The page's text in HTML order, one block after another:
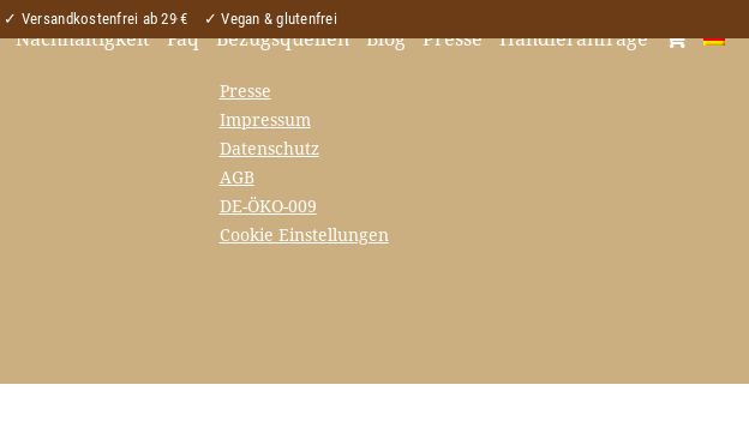
✓ Versandkostenfrei ab 29 € ✓ Vegan & glutenfrei
Nachhaltigkeit Faq Bezugsquellen Blog Presse Händleranfrage
Presse
Impressum
Datenschutz
AGB
DE-ÖKO-009
Cookie Einstellungen